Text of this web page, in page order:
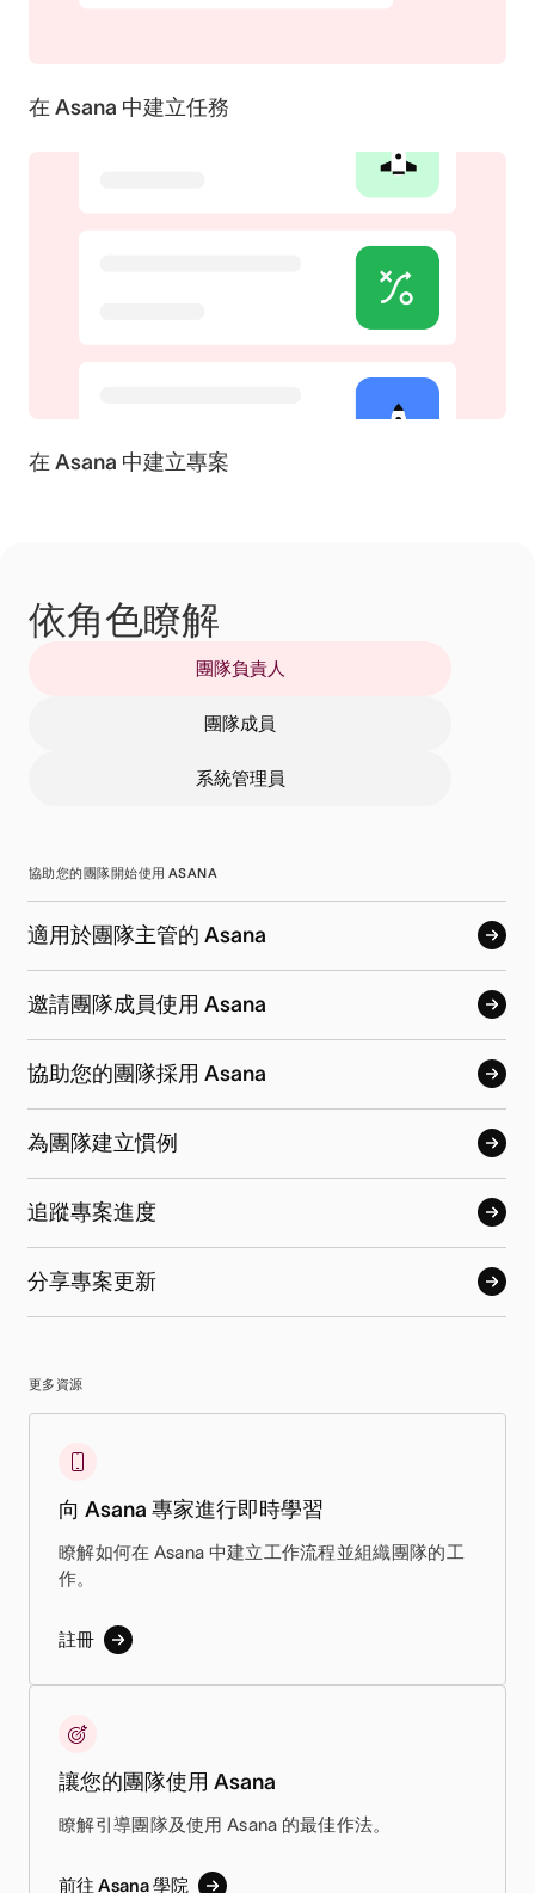
在 Asana 中建立任務
在 Asana 中建立專案
依角色瞭解
團隊負責人
團隊成員
系統管理員
協助您的團隊開始使用 ASANA
適用於團隊主管的 Asana
邀請團隊成員使用 Asana
協助您的團隊採用 Asana
為團隊建立慣例
追蹤專案進度
分享專案更新
更多資源
向 Asana 專家進行即時學習
瞭解如何在 Asana 中建立工作流程並組織團隊的工
作。
註冊
讓您的團隊使用 Asana
瞭解引導團隊及使用 Asana 的最佳作法。
前往 Asana 學院